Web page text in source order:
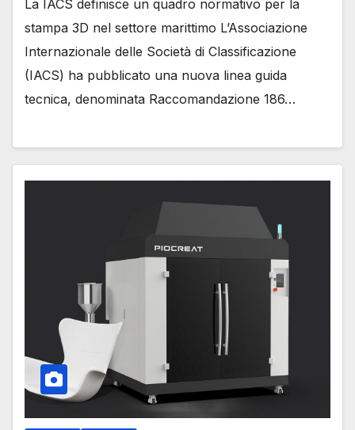
La IACS definisce un quadro normativo per la
stampa 3D nel settore marittimo L’Associazione
Internazionale delle Società di Classificazione
(IACS) ha pubblicato una nuova linea guida
tecnica, denominata Raccomandazione 186…